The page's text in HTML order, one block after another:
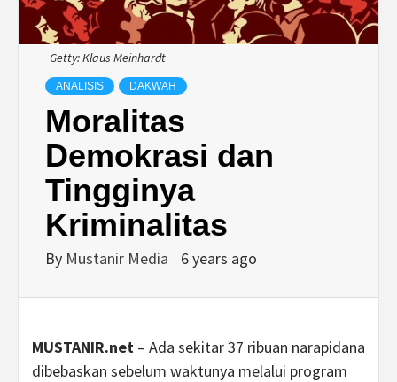
Getty: Klaus Meinhardt
ANALISIS DAKWAH
Moralitas
Demokrasi dan
Tingginya
Kriminalitas
By Mustanir Media 6 years ago
MUSTANIR.net – Ada sekitar 37 ribuan narapidana
dibebaskan sebelum waktunya melalui program